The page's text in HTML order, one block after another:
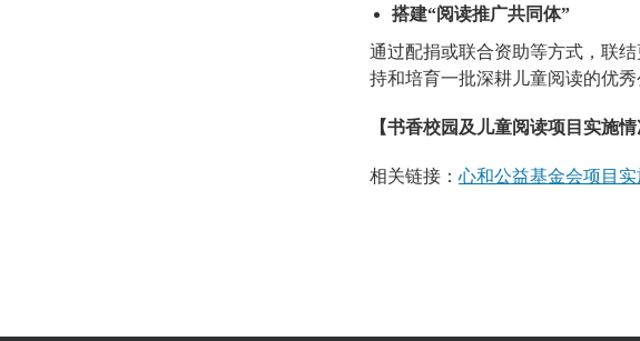
搭建“阅读推广共同体”
通过配捐或联合资助等方式，联
持和培育一批深耕儿童阅读的优
【书香校园及儿童阅读项目实施情
相关链接： 心和公益基金会项目